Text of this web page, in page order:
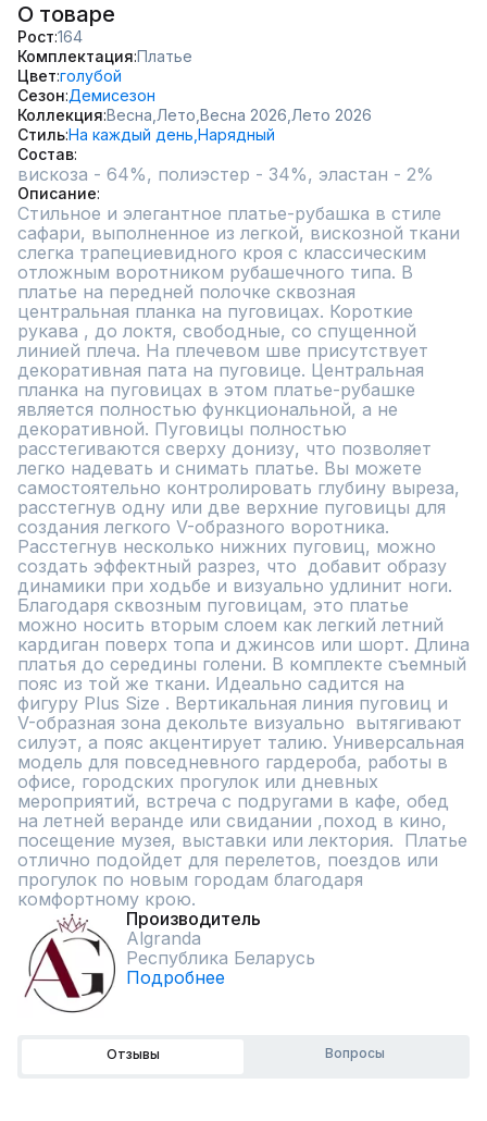
О товаре
Рост 164
Комплектация Платье
Цвет голубой
Сезон Демисезон
Коллекция Весна, Лето, Весна 2026, Лето 2026
СтильНа каждый день, Нарядный
Состав
вискоза - 64%, полиэстер - 34%, эластан - 2%
Описание
Стильное и элегантное платье-рубашка в стиле
сафари, выполненное из легкой, вискозной ткани
слегка трапециевидного кроя с классическим
отложным воротником рубашечного типа. В
платье на передней полочке сквозная
центральная планка на пуговицах. Короткие
рукава , до локтя, свободные, со спущенной
линией плеча. На плечевом шве присутствует
декоративная пата на пуговице. Центральная
планка на пуговицах в этом платье-рубашке
является полностью функциональной, а не
декоративной. Пуговицы полностью
расстегиваются сверху донизу, что позволяет
легко надевать и снимать платье. Вы можете
самостоятельно контролировать глубину выреза,
расстегнув одну или две верхние пуговицы для
создания легкого V-образного воротника.
Расстегнув несколько нижних пуговиц, можно
создать эффектный разрез, что  добавит образу
динамики при ходьбе и визуально удлинит ноги.
Благодаря сквозным пуговицам, это платье
можно носить вторым слоем как легкий летний
кардиган поверх топа и джинсов или шорт. Длина
платья до середины голени. В комплекте съемный
пояс из той же ткани. Идеально садится на
фигуру Plus Size . Вертикальная линия пуговиц и
V-образная зона декольте визуально  вытягивают
силуэт, а пояс акцентирует талию. Универсальная
модель для повседневного гардероба, работы в
офисе, городских прогулок или дневных
мероприятий, встреча с подругами в кафе, обед
на летней веранде или свидании ,поход в кино,
посещение музея, выставки или лектория.  Платье
отлично подойдет для перелетов, поездов или
прогулок по новым городам благодаря
комфортному крою.
Производитель
Algranda
Республика Беларусь
Подробнее
Отзывы Вопросы